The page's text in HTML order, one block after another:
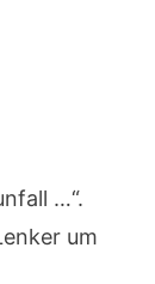
…“.
um